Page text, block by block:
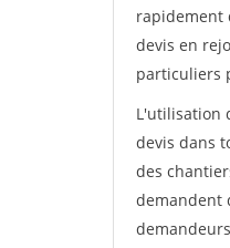
rapidement
devis en
particuliers
L'utilisation
devis dans
des
demandent